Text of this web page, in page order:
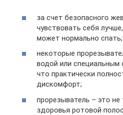
за счет безопасного
чувствовать себя
может нормально спать;
некоторые
водой или
что практически
дискомфорт;
прорезыватель – это
здоровья ротовой